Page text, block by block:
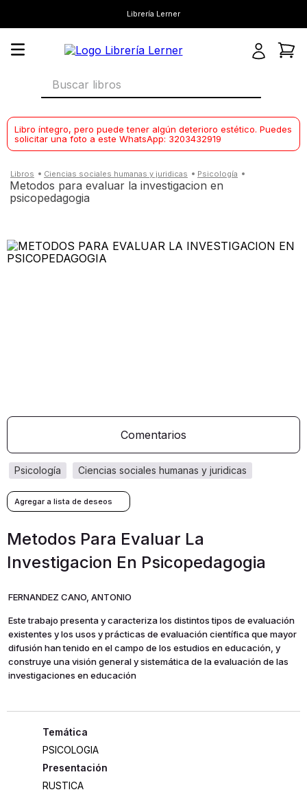
Librería Lerner
Buscar libros
Libro íntegro, pero puede tener algún deterioro estético. Puedes
solicitar una foto a este WhatsApp: 3203432919
ciencias sociales humanas y juridicas psicología
metodos para evaluar la investigacion en
psicopedagogia
Comentarios
ciencias sociales humanas y juridicas
psicología
Metodos Para Evaluar La
Investigacion En Psicopedagogia
FERNANDEZ CANO, ANTONIO
Este trabajo presenta y caracteriza los distintos tipos de evaluación
existentes y los usos y prácticas de evaluación científica que mayor
difusión han tenido en el campo de los estudios en educación, y
construye una visión general y sistemática de la evaluación de las
investigaciones en educación
PSICOLOGIA
Presentación
RUSTICA